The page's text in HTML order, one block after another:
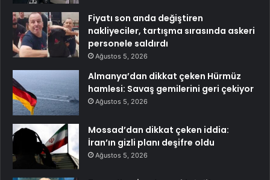
Fiyatı son anda değiştiren
nakliyeciler, tartışma sırasında askeri
personele saldırdı
Ağustos 5, 2026
Almanya’dan dikkat çeken Hürmüz
hamlesi: Savaş gemilerini geri çekiyor
Ağustos 5, 2026
Mossad’dan dikkat çeken iddia:
İran’ın gizli planı deşifre oldu
Ağustos 5, 2026